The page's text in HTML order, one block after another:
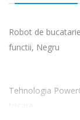
Robot de
functii, Negru
Tehnologia
tocare